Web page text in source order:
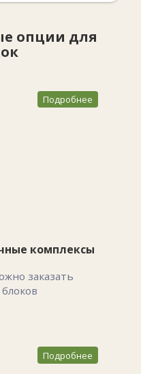
опции для
Подробнее
комплексы
заказать
Подробнее